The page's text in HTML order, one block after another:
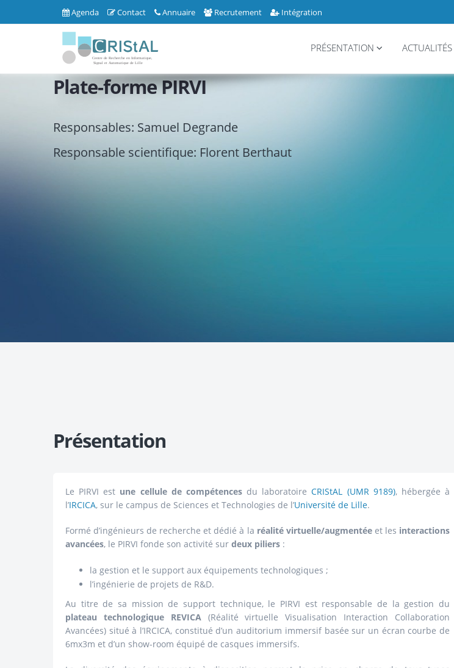
Agenda Contact Annuaire Recrutement Intégration
PRÉSENTATION ACTUALITÉS
Plate-forme PIRVI
Responsables: Samuel Degrande
Responsable scientifique: Florent Berthaut
Présentation
Le PIRVI est une cellule de compétencesdu laboratoireCRIStAL (UMR 9189), hébergée à
l’IRCICA, sur le campus de Sciences et Technologies de l’Université de Lille.
Formé d’ingénieurs de recherche et dédié à la réalité virtuelle/augmentéeet les interactions
avancées, le PIRVI fonde son activité sur deux piliers :
la gestion et le support aux équipements technologiques ;
l’ingénierie de projets de R&D.
Au titre de sa mission de support technique, le PIRVI est responsable de la gestion du
plateau technologique REVICA(Réalité virtuelle Visualisation Interaction Collaboration
Avancées) situé à l’IRCICA, constitué d’un auditorium immersif basée sur un écran courbe de
6mx3m et d’un show-room équipé de casques immersifs.